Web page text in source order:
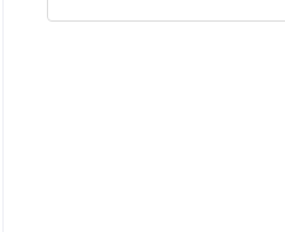
出时间尺度上清晰同步